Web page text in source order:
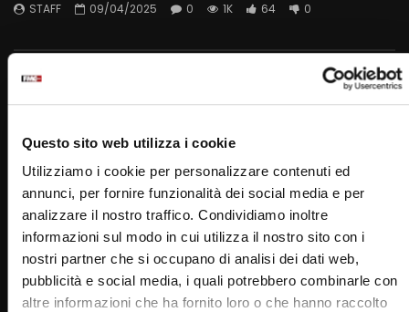
Questo sito web utilizza i cookie
Utilizziamo i cookie per personalizzare contenuti ed
annunci, per fornire funzionalità dei social media e per
analizzare il nostro traffico. Condividiamo inoltre
informazioni sul modo in cui utilizza il nostro sito con i
nostri partner che si occupano di analisi dei dati web,
pubblicità e social media, i quali potrebbero combinarle con
altre informazioni che ha fornito loro o che hanno raccolto
STAFF 09/04/2025 0 1K 64 0
Padre Pio
PADRE PIO TV
Emittente televisiva cattolica dei frati cappuccini di San
Giovanni Rotondo.